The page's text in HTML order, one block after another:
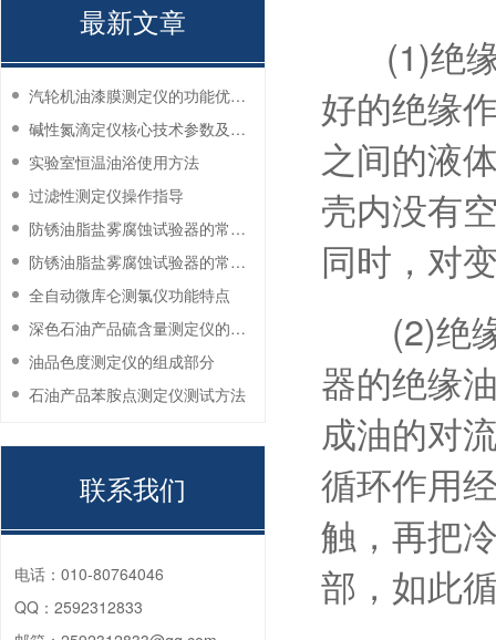
(1)绝
好的绝缘
之间的液
壳内没有
同时，对
(2)绝缘
器的绝缘
成油的对
循环作用
触，再把
部，如此
最新文章
汽轮机油漆膜测定仪的功能优势有哪些？
碱性氮滴定仪核心技术参数及应用说明
实验室恒温油浴使用方法
过滤性测定仪操作指导
防锈油脂盐雾腐蚀试验器的常见故障与解决方法
防锈油脂盐雾腐蚀试验器的常见故障与解决方法
全自动微库仑测氯仪功能特点
深色石油产品硫含量测定仪的工作环境要求
油品色度测定仪的组成部分
石油产品苯胺点测定仪测试方法
联系我们
电话： 010-80764046
QQ： 2592312833